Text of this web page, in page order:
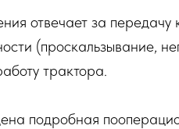
отвечает за передачу
(проскальзывание,
трактора.
подробная